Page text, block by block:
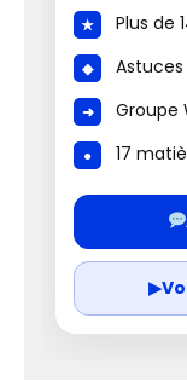
Plus de
Groupe
17
▶